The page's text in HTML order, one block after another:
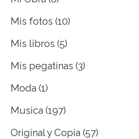
Mis fotos (10)
Mis libros (5)
Mis pegatinas (3)
Moda (1)
Musica (197)
Original y Copia (57)